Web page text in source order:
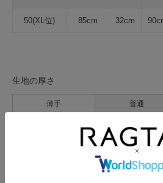
50(XL位) 85cm 32cm
生地の厚さ
薄手 普通